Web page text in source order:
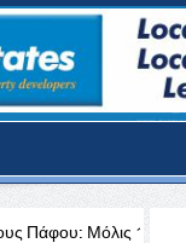
τα 728 ξενοδοχεία